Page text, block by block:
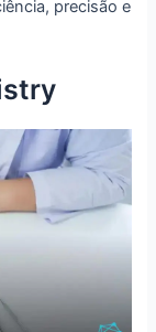
precisão e